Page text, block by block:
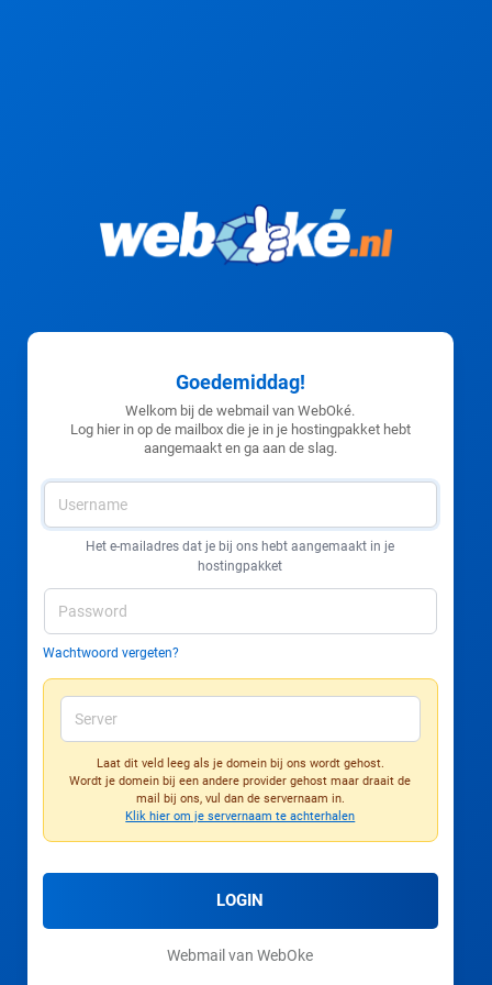
Goedemiddag!
Welkom bij de webmail van WebOké.
Log hier in op de mailbox die je in je hostingpakket hebt
aangemaakt en ga aan de slag.
Het e-mailadres dat je bij ons hebt aangemaakt in je
hostingpakket
Wachtwoord vergeten?
Laat dit veld leeg als je domein bij ons wordt gehost.
Wordt je domein bij een andere provider gehost maar draait de
mail bij ons, vul dan de servernaam in.
Klik hier om je servernaam te achterhalen
LOGIN
Webmail van WebOke